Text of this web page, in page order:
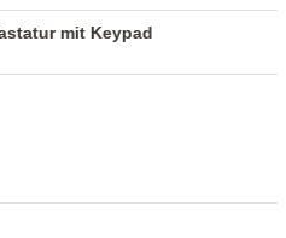
mit Keypad